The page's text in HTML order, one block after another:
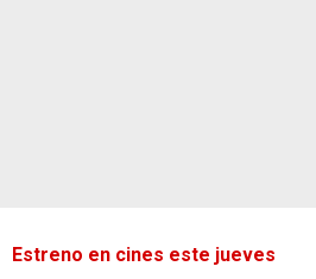
Estreno en cines este jueves